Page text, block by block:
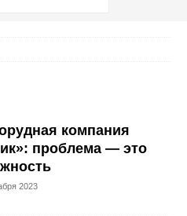
компания
проблема — это
2023